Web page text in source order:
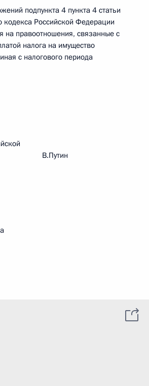
подпункта 4 пункта 4 статьи
кодекса Российской Федерации
на правоотношения, связанные с
налога на имущество
с налогового периода
В.Путин